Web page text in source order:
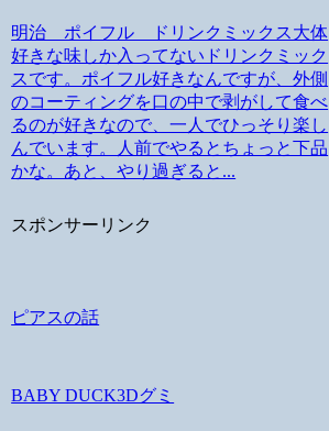
明治 ポイフル ドリンクミックス大体
好きな味しか入ってないドリンクミック
スです。ポイフル好きなんですが、外側
のコーティングを口の中で剥がして食べ
るのが好きなので、一人でひっそり楽し
んでいます。人前でやるとちょっと下品
かな。あと、やり過ぎると...
スポンサーリンク
ピアスの話
BABY DUCK3Dグミ